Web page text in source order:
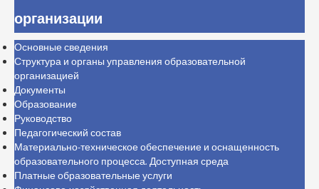
организации
Основные сведения
Структура и органы управления образовательной
организацией
Документы
Образование
Руководство
Педагогический состав
Материально-техническое обеспечение и оснащенность
образовательного процесса. Доступная среда
Платные образовательные услуги